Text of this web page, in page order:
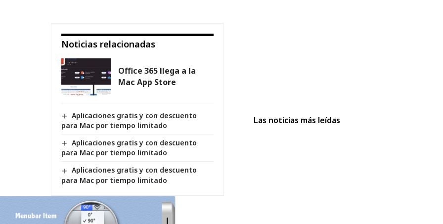
Noticias relacionadas
Office 365 llega a la
Mac App Store
Aplicaciones gratis y con descuento
para Mac por tiempo limitado
Aplicaciones gratis y con descuento
para Mac por tiempo limitado
Aplicaciones gratis y con descuento
para Mac por tiempo limitado
Las noticias más leídas